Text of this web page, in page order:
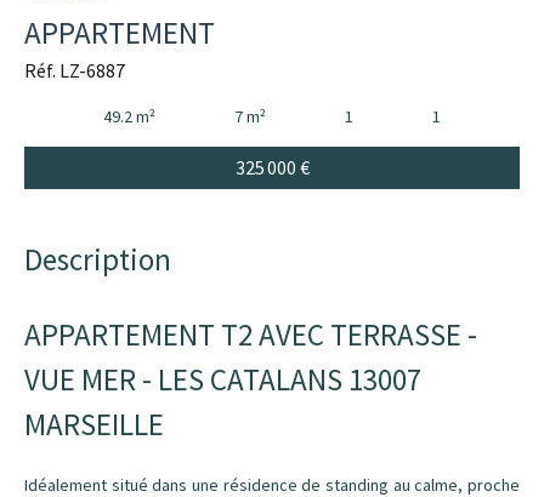
APPARTEMENT
Réf. LZ-6887
49.2 m² 7 m² 1 1
325 000 €
Description
APPARTEMENT T2 AVEC TERRASSE -
VUE MER - LES CATALANS 13007
MARSEILLE
Idéalement situé dans une résidence de standing au calme, proche